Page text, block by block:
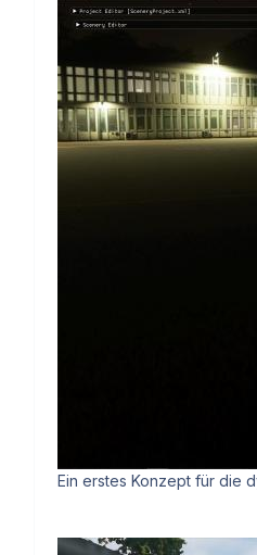
Ein erstes Konzept für die